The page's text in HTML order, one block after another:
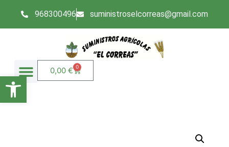
Abrir barra de herramientas
968300496 suministroselcorreas@gmail.com
0,00 € 0